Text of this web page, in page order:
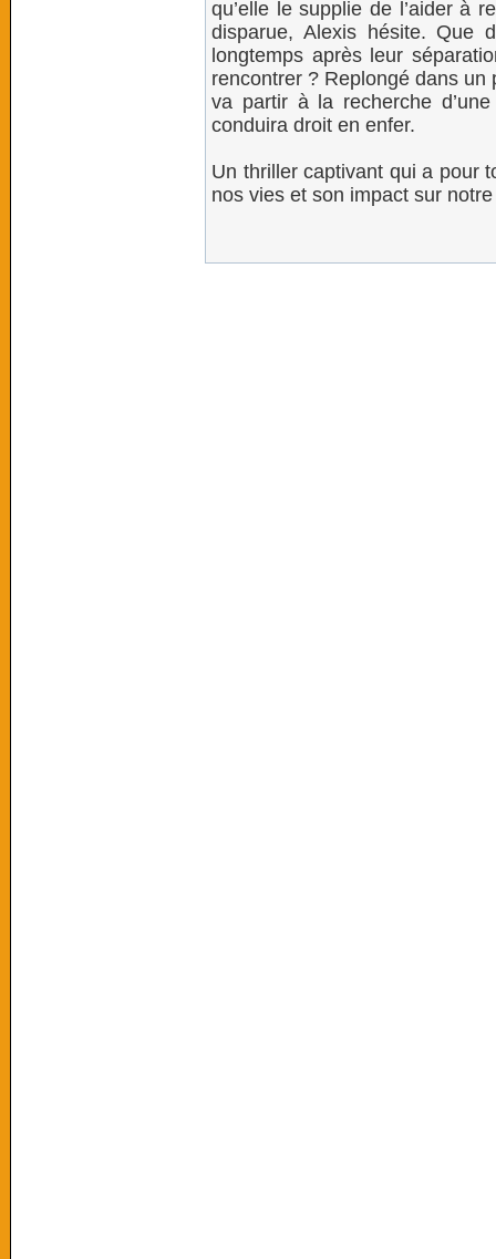
qu’elle le supplie de l’aider à
disparue, Alexis hésite. Que
longtemps après leur
rencontrer ? Replongé dans un
va partir à la recherche
conduira droit en enfer.
Un thriller captivant qui a pour
nos vies et son impact sur